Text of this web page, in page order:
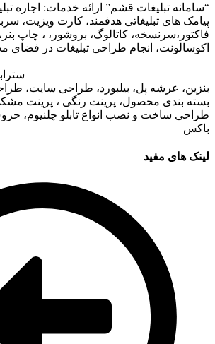
“سامانه تبلیغات قشم” ارائه خدمات: اجاره
پیامک های تبلیغاتی هدفمند، کارت ویزیت،
فاکتور،سرنسخه، کاتالوگ، بروشور، ، چاپ
اکوسالونت، انجام طراحی تبلیغات در فضای
بنزین، عرشه پل، بیلبورد، طراحی سایت،
بسته بندی محصول، پرینت رنگی ، پرینت
طراحی ساخت و نصب انواع تابلو چلنیوم،
باکس
لینک های مفید